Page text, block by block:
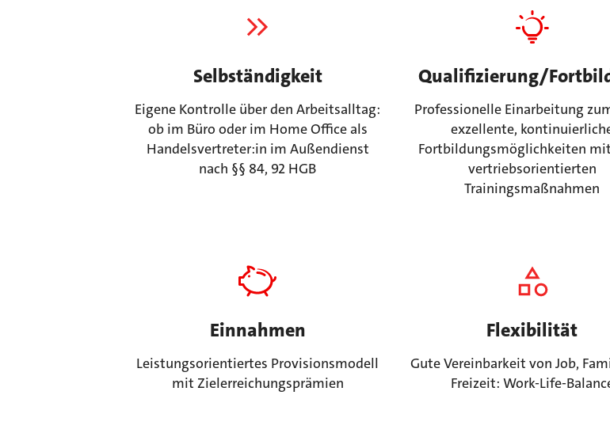
Selbständigkeit
Eigene Kontrolle über den Arbeitsalltag:
ob im Büro oder im Home Office als
Handelsvertreter:in im Außendienst
nach §§ 84, 92 HGB
Qualifizierung/
Professionelle Einarbeitung
exzellente,
Fortbildungsmöglichkeiten
vertriebsorientierten
Trainingsmaßnahmen
Einnahmen
Leistungsorientiertes Provisionsmodell
mit Zielerreichungsprämien
Flexibilität
Gute Vereinbarkeit von Job,
Freizeit: Work-Life-